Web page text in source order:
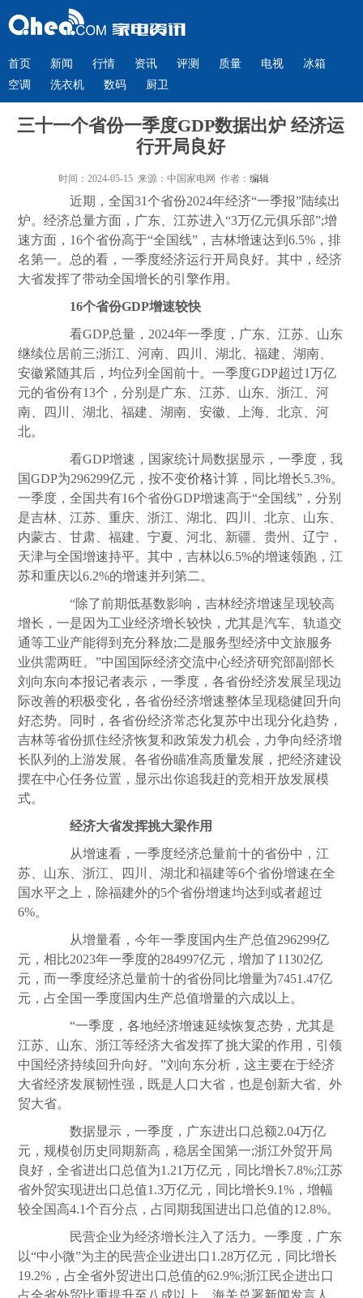
首页 新闻 行情 资讯 评测 质量 电视
冰箱
空调
洗衣机 数码 厨卫
三十一个省份一季度GDP数据出炉 经济运
行开局良好
时间：2024-05-15 来源：中国家电网 作者： 编辑
近期，全国31个省份2024年经济“一季报”陆续出
炉。经济总量方面，广东、江苏进入“3万亿元俱乐部”;增
速方面，16个省份高于“全国线”，吉林增速达到6.5%，排
名第一。总的看，一季度经济运行开局良好。其中，经济
大省发挥了带动全国增长的引擎作用。
16个省份GDP增速较快
看GDP总量，2024年一季度，广东、江苏、山东
继续位居前三;浙江、河南、四川、湖北、福建、湖南、
安徽紧随其后，均位列全国前十。一季度GDP超过1万亿
元的省份有13个，分别是广东、江苏、山东、浙江、河
南、四川、湖北、福建、湖南、安徽、上海、北京、河
北。
看GDP增速，国家统计局数据显示，一季度，我
国GDP为296299亿元，按不变价格计算，同比增长5.3%。
一季度，全国共有16个省份GDP增速高于“全国线”，分别
是吉林、江苏、重庆、浙江、湖北、四川、北京、山东、
内蒙古、甘肃、福建、宁夏、河北、新疆、贵州、辽宁，
天津与全国增速持平。其中，吉林以6.5%的增速领跑，江
苏和重庆以6.2%的增速并列第二。
“除了前期低基数影响，吉林经济增速呈现较高
增长，一是因为工业经济增长较快，尤其是汽车、轨道交
通等工业产能得到充分释放;二是服务型经济中文旅服务
业供需两旺。”中国国际经济交流中心经济研究部副部长
刘向东向本报记者表示，一季度，各省份经济发展呈现边
际改善的积极变化，各省份经济增速整体呈现稳健回升向
好态势。同时，各省份经济常态化复苏中出现分化趋势，
吉林等省份抓住经济恢复和政策发力机会，力争向经济增
长队列的上游发展。各省份瞄准高质量发展，把经济建设
摆在中心任务位置，显示出你追我赶的竞相开放发展模
式。
经济大省发挥挑大梁作用
从增速看，一季度经济总量前十的省份中，江
苏、山东、浙江、四川、湖北和福建等6个省份增速在全
国水平之上，除福建外的5个省份增速均达到或者超过
6%。
从增量看，今年一季度国内生产总值296299亿
元，相比2023年一季度的284997亿元，增加了11302亿
元，而一季度经济总量前十的省份同比增量为7451.47亿
元，占全国一季度国内生产总值增量的六成以上。
“一季度，各地经济增速延续恢复态势，尤其是
江苏、山东、浙江等经济大省发挥了挑大梁的作用，引领
中国经济持续回升向好。”刘向东分析，这主要在于经济
大省经济发展韧性强，既是人口大省，也是创新大省、外
贸大省。
数据显示，一季度，广东进出口总额2.04万亿
元，规模创历史同期新高，稳居全国第一;浙江外贸开局
良好，全省进出口总值为1.21万亿元，同比增长7.8%;江苏
省外贸实现进出口总值1.3万亿元，同比增长9.1%，增幅
较全国高4.1个百分点，占同期我国进出口总值的12.8%。
民营企业为经济增长注入了活力。一季度，广东
以“中小微”为主的民营企业进出口1.28万亿元，同比增长
19.2%，占全省外贸进出口总值的62.9%;浙江民企进出口
占全省外贸比重提升至八成以上。海关总署新闻发言人、